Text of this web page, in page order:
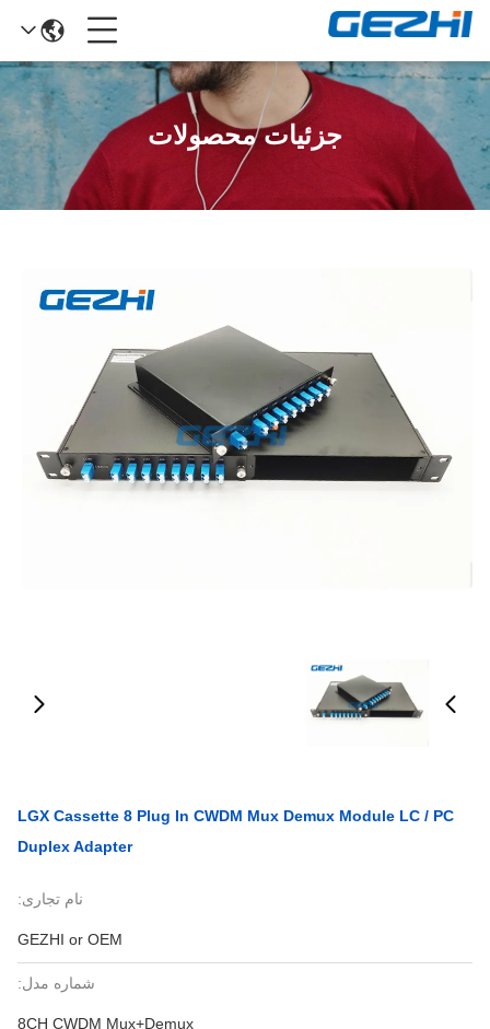
جزئیات محصولات
LGX Cassette 8 Plug In CWDM Mux Demux Module LC / PC
Duplex Adapter
نام تجاری:
GEZHI or OEM
شماره مدل:
8CH CWDM Mux+Demux